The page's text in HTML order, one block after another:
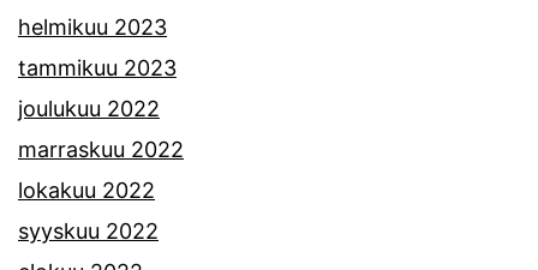
helmikuu 2023
tammikuu 2023
joulukuu 2022
marraskuu 2022
lokakuu 2022
syyskuu 2022